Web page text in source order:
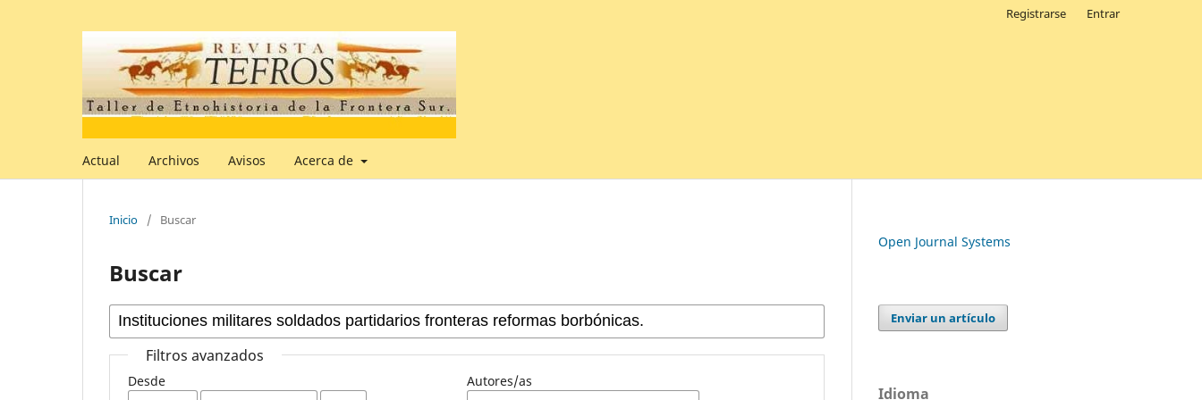
Actual Archivos Avisos Acerca de
Registrarse Entrar
Inicio / Buscar
Buscar
Filtros avanzados
Desde Autores/as
Open Journal Systems
Enviar un artículo
Idioma